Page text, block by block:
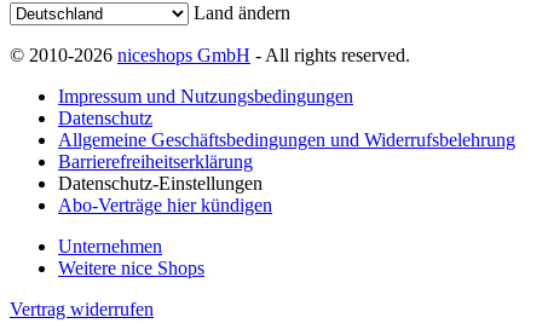
Land ändern
© 2010-2026 niceshops GmbH - All rights reserved.
Impressum und Nutzungsbedingungen
Datenschutz
Allgemeine Geschäftsbedingungen und Widerrufsbelehrung
Barrierefreiheitserklärung
Datenschutz-Einstellungen
Abo-Verträge hier kündigen
Unternehmen
Weitere nice Shops
Vertrag widerrufen